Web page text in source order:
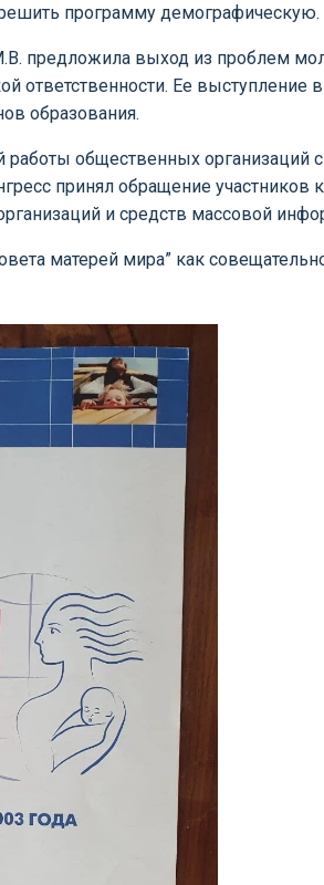
программу демографическую.
предложила выход из проблем
ответственности. Ее выступление
образования.
общественных организаций
принял обращение участников
и средств массовой
матерей мира” как